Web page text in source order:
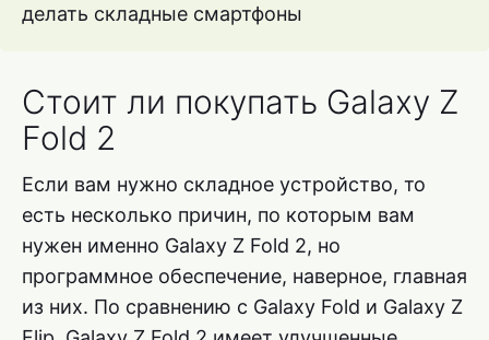
делать складные смартфоны
Стоит ли покупать Galaxy Z
Fold 2
Если вам нужно складное устройство, то
есть несколько причин, по которым вам
нужен именно Galaxy Z Fold 2, но
программное обеспечение, наверное, главная
из них. По сравнению с Galaxy Fold и Galaxy Z